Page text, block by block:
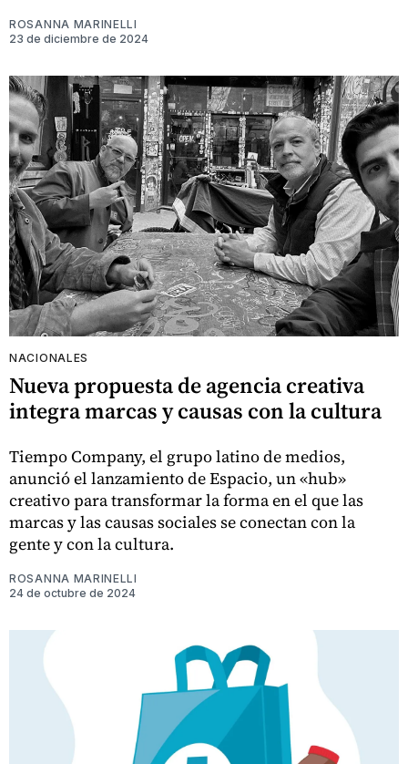
ROSANNA MARINELLI
23 de diciembre de 2024
NACIONALES
Nueva propuesta de agencia creativa
integra marcas y causas con la cultura
Tiempo Company, el grupo latino de medios,
anunció el lanzamiento de Espacio, un «hub»
creativo para transformar la forma en el que las
marcas y las causas sociales se conectan con la
gente y con la cultura.
ROSANNA MARINELLI
24 de octubre de 2024